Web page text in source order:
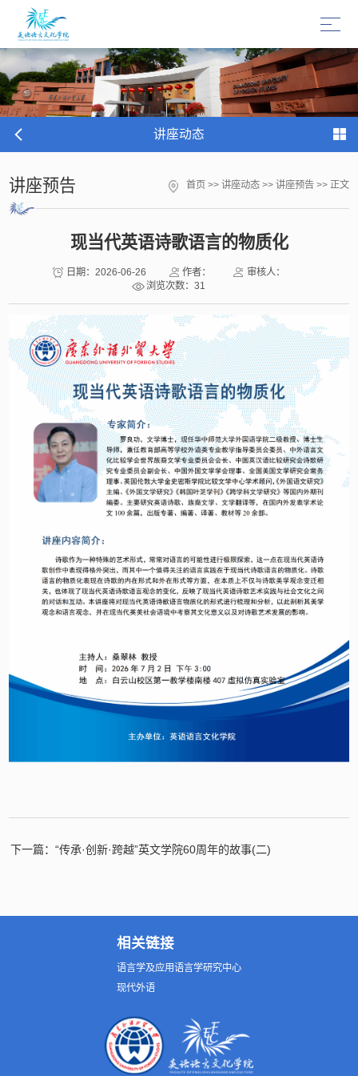
讲座动态
讲座预告 首页 >> 讲座动态>> 讲座预告>> 正文
现当代英语诗歌语言的物质化
日期：2026-06-26 作者：
审核人：
浏览次数：31
下一篇：“传承·创新·跨越”英文学院60周年的故事(二)
相关链接
语言学及应用语言学研究中心
现代外语